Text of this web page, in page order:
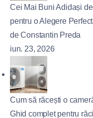
Cei Mai Buni Adidași
pentru o Alegere
de Constantin Preda
iun. 23, 2026
Cum să răcești o
Ghid complet pentru